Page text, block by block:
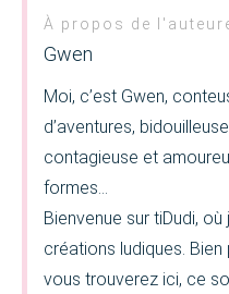
À propos de
Gwen
Moi, c’est Gwen,
d’aventures,
contagieuse et
formes…
Bienvenue sur tiDudi,
créations ludiques.
vous trouverez ici, ce